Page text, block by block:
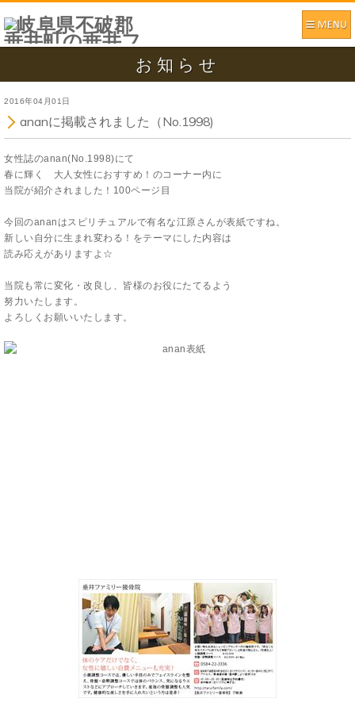
お知らせ
2016年04月01日
ananに掲載されました（No.1998)
女性誌のanan(No.1998)にて
春に輝く 大人女性におすすめ！のコーナー内に
当院が紹介されました！100ページ目
今回のananはスピリチュアルで有名な江原さんが表紙ですね。
新しい自分に生まれ変わる！をテーマにした内容は
読み応えがありますよ☆
当院も常に変化・改良し、皆様のお役にたてるよう
努力いたします。
よろしくお願いいたします。